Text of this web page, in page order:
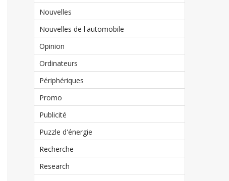
Nouvelles
Nouvelles de l'automobile
Opinion
Ordinateurs
Périphériques
Promo
Publicité
Puzzle d'énergie
Recherche
Research